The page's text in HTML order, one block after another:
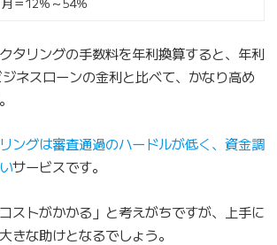
タリングの手数料を年利換算すると、年利
ネスローンの金利と比べて、かなり高め
ングは審査通過のハードルが低く、資金調
サービスです。
ストがかかる」と考えがちですが、上手に
きな助けとなるでしょう。